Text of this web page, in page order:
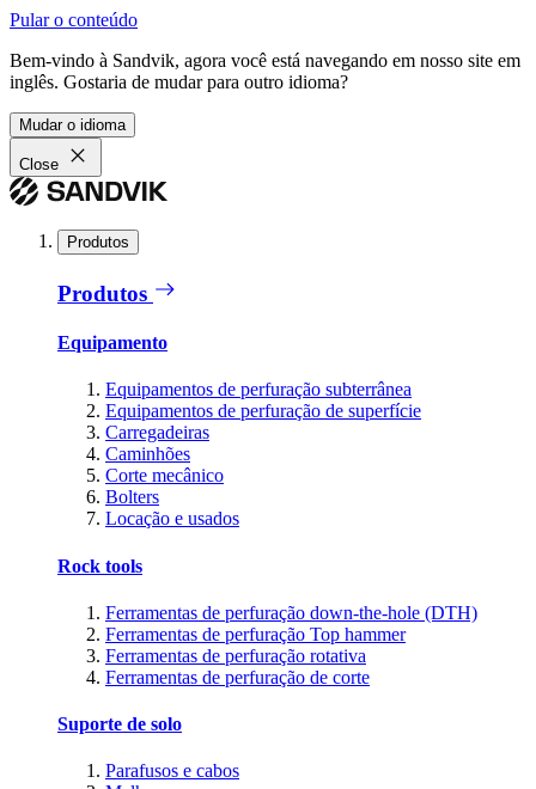
Pular o conteúdo
Bem-vindo à Sandvik, agora você está navegando em nosso site em
inglês. Gostaria de mudar para outro idioma?
Mudar o idioma
Close
Produtos
Produtos
Equipamento
Equipamentos de perfuração subterrânea
Equipamentos de perfuração de superfície
Carregadeiras
Caminhões
Corte mecânico
Bolters
Locação e usados
Rock tools
Ferramentas de perfuração down-the-hole (DTH)
Ferramentas de perfuração Top hammer
Ferramentas de perfuração rotativa
Ferramentas de perfuração de corte
Suporte de solo
Parafusos e cabos